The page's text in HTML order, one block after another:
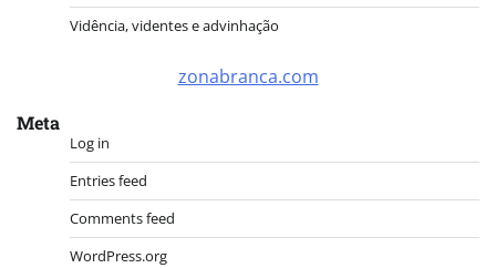
Vidência, videntes e advinhação
zonabranca.com
Meta
Log in
Entries feed
Comments feed
WordPress.org